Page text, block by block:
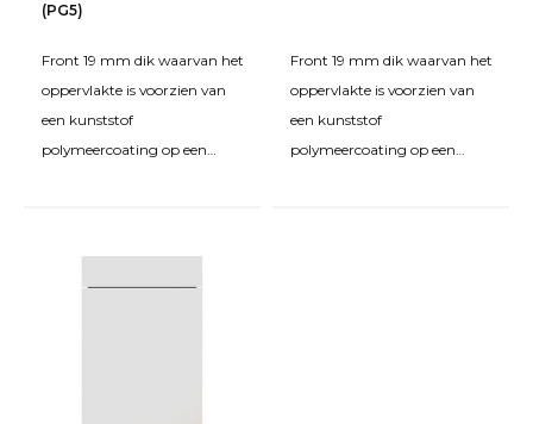
(PG5)
Front 19 mm dik waarvan het
oppervlakte is voorzien van
een kunststof
polymeercoating op een
Front 19 mm dik waarvan het
oppervlakte is voorzien van
een kunststof
polymeercoating op een